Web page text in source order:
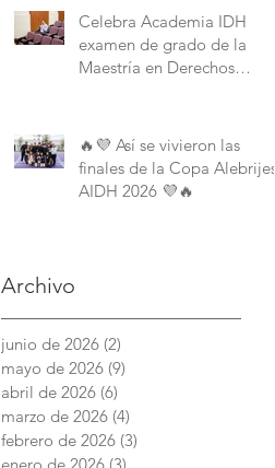
American University.
Celebra Academia IDH
examen de grado de la
Maestría en Derechos
🔥💜 Así se vivieron las
finales de la Copa Alebrijes
AIDH 2026 💜🔥
Archivo
junio de 2026 (2)
mayo de 2026 (9)
abril de 2026 (6)
marzo de 2026 (4)
febrero de 2026 (3)
enero de 2026 (3)